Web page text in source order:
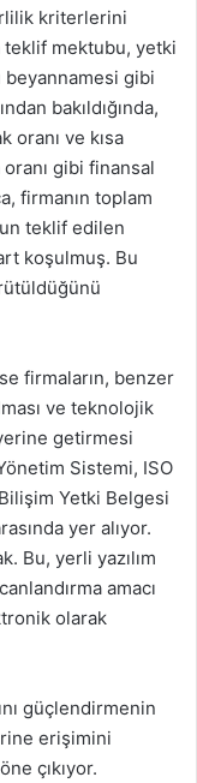
kriterlerini
teklif mektubu, yetki
beyannamesi gibi
bakıldığında,
oranı ve kısa
gibi finansal
firmanın toplam
teklif edilen
koşulmuş. Bu
firmaların, benzer
ve teknolojik
getirmesi
Sistemi, ISO
Yetki Belgesi
yer alıyor.
Bu, yerli yazılım
amacı
olarak
güçlendirmenin
erişimini
çıkıyor.